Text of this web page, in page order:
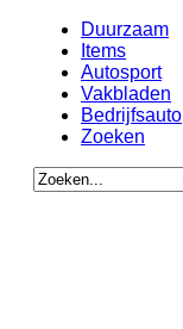
Duurzaam
Items
Autosport
Vakbladen
Bedrijfsauto
Zoeken